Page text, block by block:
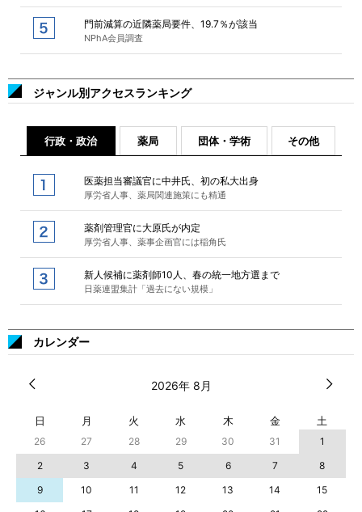
門前減算の近隣薬局要件、19.7％が該当
NPhA会員調査
ジャンル別アクセスランキング
行政・政治 薬局 団体・学術 その他
医薬担当審議官に中井氏、初の私大出身
厚労省人事、薬局関連施策にも精通
薬剤管理官に大原氏が内定
厚労省人事、薬事企画官には稲角氏
新人候補に薬剤師10人、春の統一地方選まで
日薬連盟集計「過去にない規模」
カレンダー
2026年 8月
日 月 火 水 木 金 土
26 27 28 29 30 31
1
2
3 4 5 6 7
8
9
10 11 12 13 14
15